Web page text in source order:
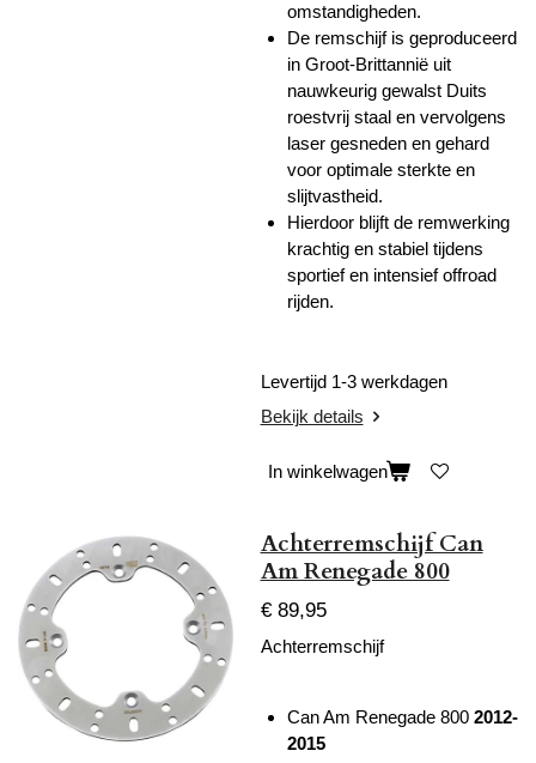
omstandigheden.
De remschijf is geproduceerd
in Groot-Brittannië uit
nauwkeurig gewalst Duits
roestvrij staal en vervolgens
laser gesneden en gehard
voor optimale sterkte en
slijtvastheid.
Hierdoor blijft de remwerking
krachtig en stabiel tijdens
sportief en intensief offroad
rijden.
Levertijd 1-3 werkdagen
Bekijk details
In winkelwagen
Achterremschijf Can
Am Renegade 800
€ 89,95
Achterremschijf
Can Am Renegade 800 2012-
2015